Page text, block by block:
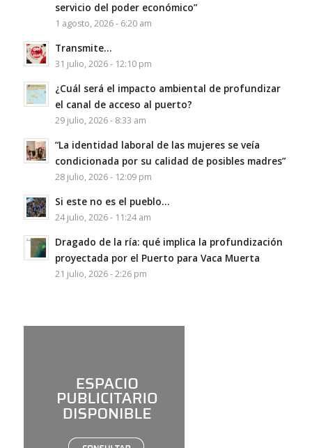
servicio del poder económico”
1 agosto, 2026 - 6:20 am
Transmite…
31 julio, 2026 - 12:10 pm
¿Cuál será el impacto ambiental de profundizar
el canal de acceso al puerto?
29 julio, 2026 - 8:33 am
“La identidad laboral de las mujeres se veía
condicionada por su calidad de posibles madres”
28 julio, 2026 - 12:09 pm
Si este no es el pueblo…
24 julio, 2026 - 11:24 am
Dragado de la ría: qué implica la profundización
proyectada por el Puerto para Vaca Muerta
21 julio, 2026 - 2:26 pm